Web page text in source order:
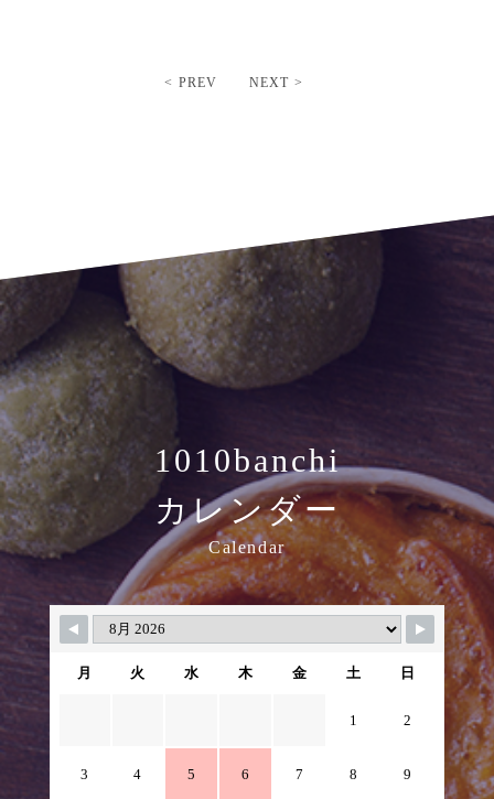
< PREV NEXT >
1010banchi
カレンダー
Calendar
月 火 水 木 金 土 日
1 2
3 4 5 6 7 8 9